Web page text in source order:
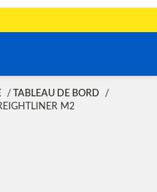
TABLEAU DE BORD
M2